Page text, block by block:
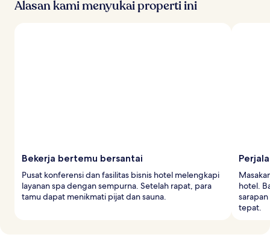
Alasan kami menyukai properti ini
Bekerja bertemu bersantai
Pusat konferensi dan fasilitas bisnis hotel melengkapi
layanan spa dengan sempurna. Setelah rapat, para
tamu dapat menikmati pijat dan sauna.
hotel.
tepat.